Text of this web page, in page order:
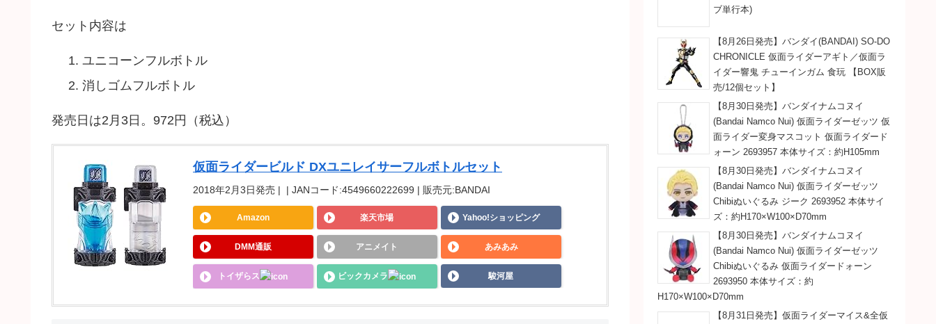
セット内容は
ユニコーンフルボトル
消しゴムフルボトル
発売日は2月3日。972円（税込）
仮面ライダービルド DXユニレイサーフルボトルセット
2018年2月3日発売 | | JANコード:4549660222699 | 販売元:BANDAI
Amazon 楽天市場 Yahoo!ショッピング
DMM通販 アニメイト あみあみ
トイザらス ビックカメラ 駿河屋
ブ単行本)
【8月26日発売】バンダイ(BANDAI) SO-DO
CHRONICLE 仮面ライダーアギト／仮面ラ
イダー響鬼 チューインガム 食玩 【BOX販
売/12個セット】
【8月30日発売】バンダイナムコヌイ
(Bandai Namco Nui) 仮面ライダーゼッツ 仮
面ライダー変身マスコット 仮面ライダード
ォーン 2693957 本体サイズ：約H105mm
【8月30日発売】バンダイナムコヌイ
(Bandai Namco Nui) 仮面ライダーゼッツ
Chibiぬいぐるみ ジーク 2693952 本体サイ
ズ：約H170×W100×D70mm
【8月30日発売】バンダイナムコヌイ
(Bandai Namco Nui) 仮面ライダーゼッツ
Chibiぬいぐるみ 仮面ライダードォーン
2693950 本体サイズ：約
H170×W100×D70mm
【8月31日発売】仮面ライダーマイス&全仮